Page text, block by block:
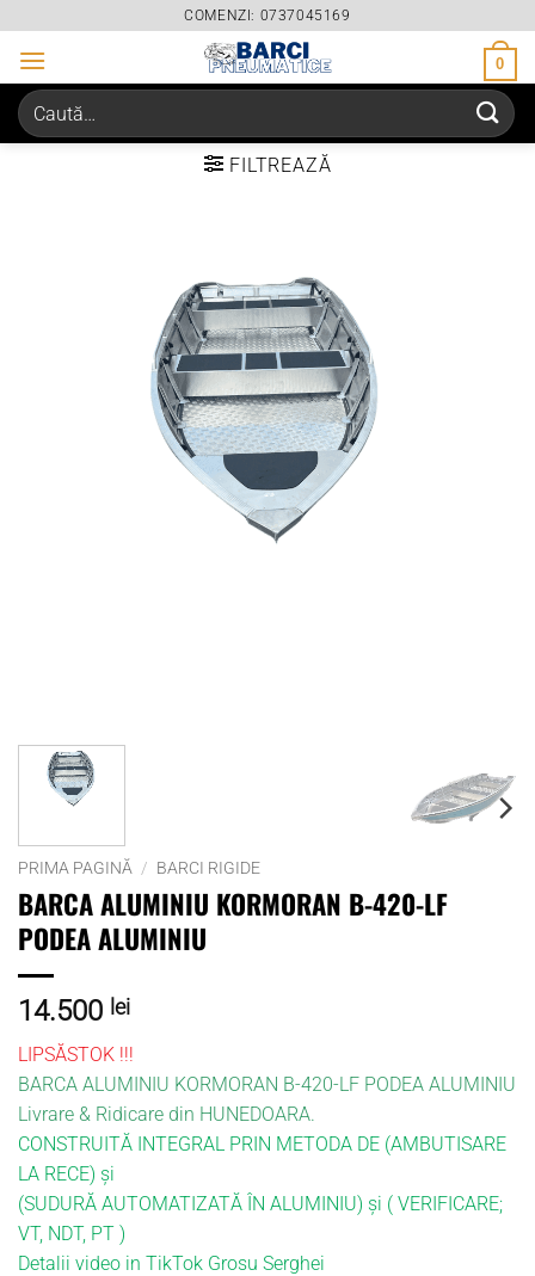
content
COMENZI: 0737045169
0
Caută
după:
FILTREAZĂ
PRIMA PAGINĂ / BARCI RIGIDE
BARCA ALUMINIU KORMORAN B-420-LF
PODEA ALUMINIU
14.500 lei
LIPSĂSTOK !!!
BARCA ALUMINIU KORMORAN B-420-LF PODEA ALUMINIU
Livrare & Ridicare din HUNEDOARA.
CONSTRUITĂ INTEGRAL PRIN METODA DE (AMBUTISARE
LA RECE) și
(SUDURĂ AUTOMATIZATĂ ÎN ALUMINIU) și ( VERIFICARE;
VT, NDT, PT )
Detalii video in TikTok Grosu Serghei